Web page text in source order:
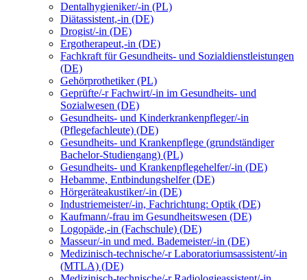
Dentalhygieniker/-in (PL)
Diätassistent,-in (DE)
Drogist/-in (DE)
Ergotherapeut,-in (DE)
Fachkraft für Gesundheits- und Sozialdienstleistungen
(DE)
Gehörprothetiker (PL)
Geprüfte/-r Fachwirt/-in im Gesundheits- und
Sozialwesen (DE)
Gesundheits- und Kinderkrankenpfleger/-in
(Pflegefachleute) (DE)
Gesundheits- und Krankenpflege (grundständiger
Bachelor-Studiengang) (PL)
Gesundheits- und Krankenpflegehelfer/-in (DE)
Hebamme, Entbindungshelfer (DE)
Hörgeräteakustiker/-in (DE)
Industriemeister/-in, Fachrichtung: Optik (DE)
Kaufmann/-frau im Gesundheitswesen (DE)
Logopäde,-in (Fachschule) (DE)
Masseur/-in und med. Bademeister/-in (DE)
Medizinisch-technische/-r Laboratoriumsassistent/-in
(MTLA) (DE)